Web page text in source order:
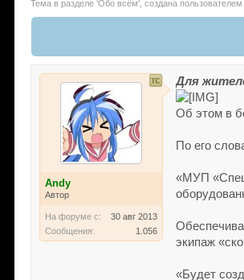
Тема в разделе 'Обо всём' , создана
Andy
Автор
На форуме с:
30 авг 2013
Сообщения:
1.056
Для
Об этом в
По его
«МУП
экипаж
«Будет